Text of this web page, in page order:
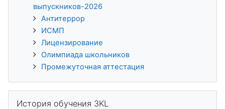
выпускников-2026
Антитеррор
ИСМП
Лицензирование
Олимпиада школьников
Промежуточная аттестация
История обучения 3KL